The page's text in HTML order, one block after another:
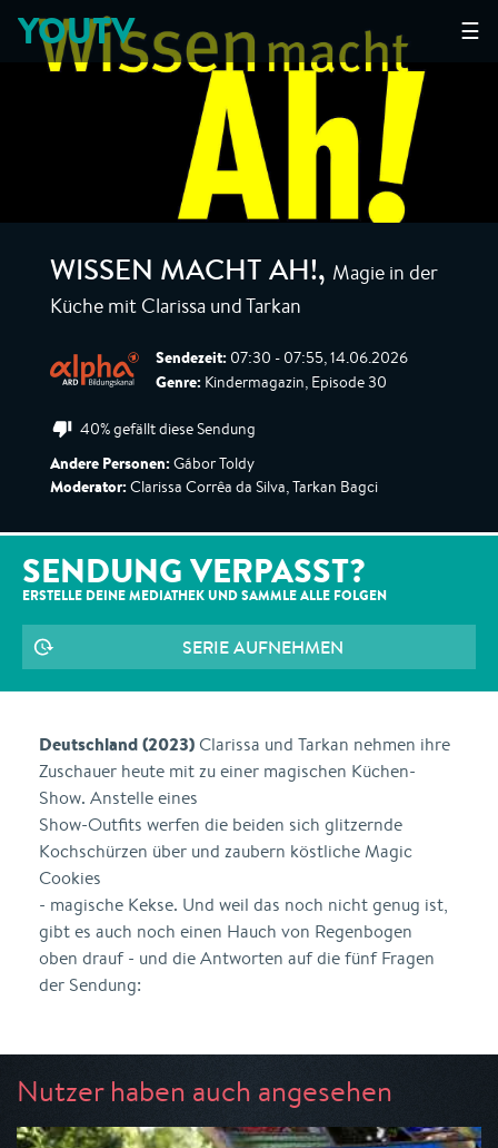
☰
YOUTV
WISSEN MACHT AH!, Magie in der
Küche mit Clarissa und Tarkan
Sendezeit: 07:30 - 07:55, 14.06.2026
Genre: Kindermagazin, Episode 30
40% gefällt diese Sendung
Andere Personen: Gábor Toldy
Moderator: Clarissa Corrêa da Silva, Tarkan Bagci
SENDUNG VERPASST?
ERSTELLE DEINE MEDIATHEK UND SAMMLE ALLE FOLGEN
SERIE AUFNEHMEN
Deutschland (2023)Clarissa und Tarkan nehmen ihre
Zuschauer heute mit zu einer magischen Küchen-
Show. Anstelle eines
Show-Outfits werfen die beiden sich glitzernde
Kochschürzen über und zaubern köstliche Magic
Cookies
- magische Kekse. Und weil das noch nicht genug ist,
gibt es auch noch einen Hauch von Regenbogen
oben drauf - und die Antworten auf die fünf Fragen
der Sendung:
Nutzer haben auch angesehen